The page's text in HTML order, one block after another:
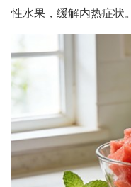
性水果，缓解内热症状。